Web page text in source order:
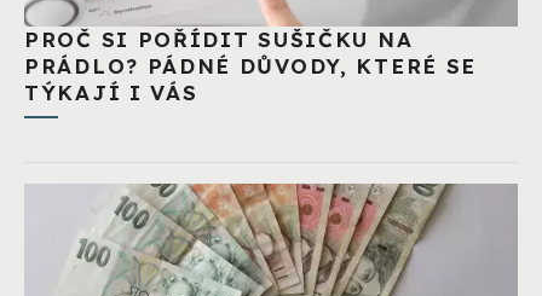
PROČ SI POŘÍDIT SUŠIČKU NA
PRÁDLO? PÁDNÉ DŮVODY, KTERÉ SE
TÝKAJÍ I VÁS